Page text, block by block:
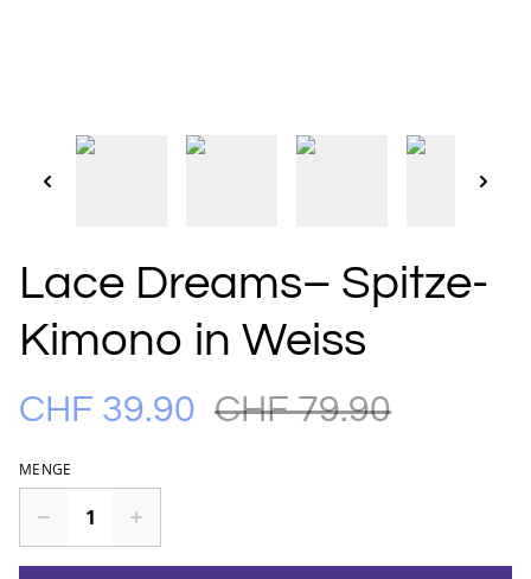
Lace Dreams– Spitze-
Kimono in Weiss
CHF 39.90 CHF 79.90
MENGE